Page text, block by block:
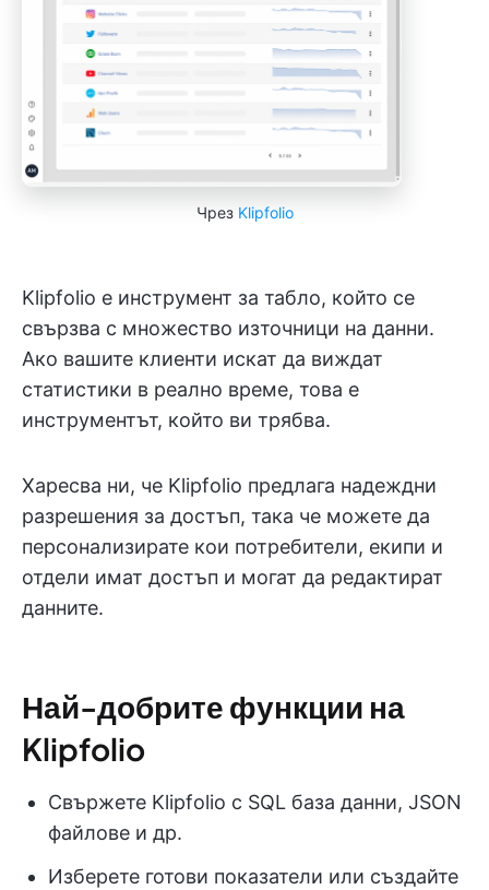
Чрез Klipfolio
Klipfolio е инструмент за табло, който се
свързва с множество източници на данни.
Ако вашите клиенти искат да виждат
статистики в реално време, това е
инструментът, който ви трябва.
Харесва ни, че Klipfolio предлага надеждни
разрешения за достъп, така че можете да
персонализирате кои потребители, екипи и
отдели имат достъп и могат да редактират
данните.
Най-добрите функции на
Klipfolio
Свържете Klipfolio с SQL база данни, JSON
файлове и др.
Изберете готови показатели или създайте